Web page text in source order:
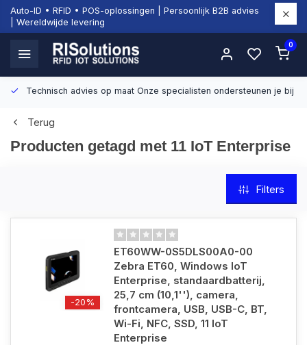
Auto-ID • RFID • POS-oplossingen | Persoonlijk B2B advies
| Wereldwijde levering
0
Technisch advies op maat Onze specialisten ondersteunen je bij
Terug
Producten getagd met 11 IoT Enterprise
Filters
-20%
ET60WW-0S5DLS00A0-00
Zebra ET60, Windows IoT
Enterprise, standaardbatterij,
25,7 cm (10,1''), camera,
frontcamera, USB, USB-C, BT,
Wi-Fi, NFC, SSD, 11 IoT
Enterprise